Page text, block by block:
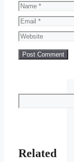
Name
Email
Website
Search
Related